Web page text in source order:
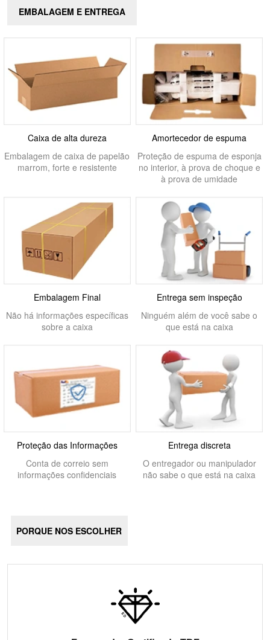
EMBALAGEM E ENTREGA
Caixa de alta dureza
Embalagem de caixa de papelão
marrom, forte e resistente
Amortecedor de espuma
Proteção de espuma de esponja
no interior, à prova de choque e
à prova de umidade
Embalagem Final
Não há informações específicas
sobre a caixa
Entrega sem inspeção
Ninguém além de você sabe o
que está na caixa
Proteção das Informações
Conta de correio sem
informações confidenciais
Entrega discreta
O entregador ou manipulador
não sabe o que está na caixa
PORQUE NOS ESCOLHER